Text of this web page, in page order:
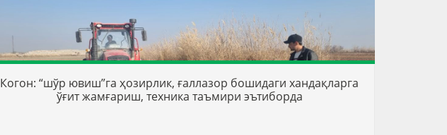
Когон: “шўр ювиш”га ҳозирлик, ғаллазор бошидаги хандақларга
ўғит жамғариш, техника таъмири эътиборда